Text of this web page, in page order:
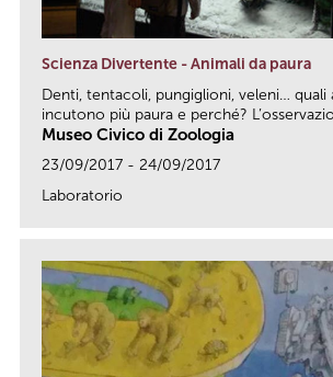
Scienza Divertente - Animali da paura
Denti, tentacoli, pungiglioni, veleni… quali
incutono più paura e perché?
Museo Civico di Zoologia
23/09/2017 - 24/09/2017
Laboratorio